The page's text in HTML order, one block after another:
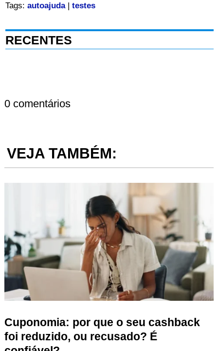
Tags: autoajuda| testes
RECENTES
0 comentários
VEJA TAMBÉM:
Cuponomia: por que o seu cashback
foi reduzido, ou recusado? É